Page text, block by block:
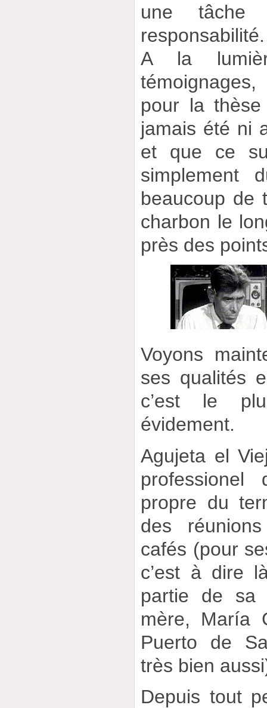
une tâche
responsabilité.
A la
pour la thèse
jamais été ni
et que ce
simplement
beaucoup de
charbon le
près des
Voyons
ses qualités
c’est le
évidement.
Agujeta el
propre du
des
cafés (pour
c’est à dire
partie de sa
mère, María
Puerto de
très bien
Depuis tout